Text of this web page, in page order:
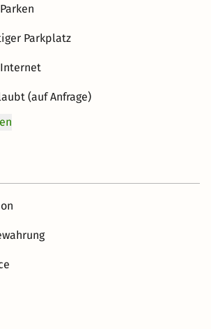
Parkplatz
(auf Anfrage)